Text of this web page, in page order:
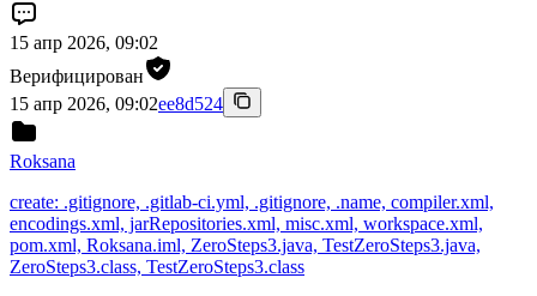
15 апр 2026, 09:02
Верифицирован
15 апр 2026, 09:02ee8d524
Roksana
create: .gitignore, .gitlab-ci.yml, .gitignore, .name, compiler.xml,
encodings.xml, jarRepositories.xml, misc.xml, workspace.xml,
pom.xml, Roksana.iml, ZeroSteps3.java, TestZeroSteps3.java,
ZeroSteps3.class, TestZeroSteps3.class